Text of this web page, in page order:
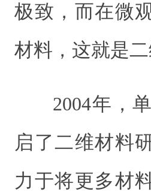
极致，而在微
材料，这就是二
2004年，
启了二维材料
力于将更多材